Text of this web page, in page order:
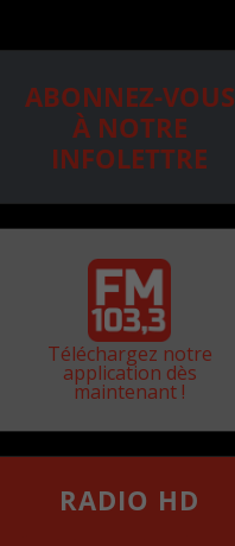
ABONNEZ-VOUS
À NOTRE
INFOLETTRE
Téléchargez notre
application dès
maintenant !
RADIO HD